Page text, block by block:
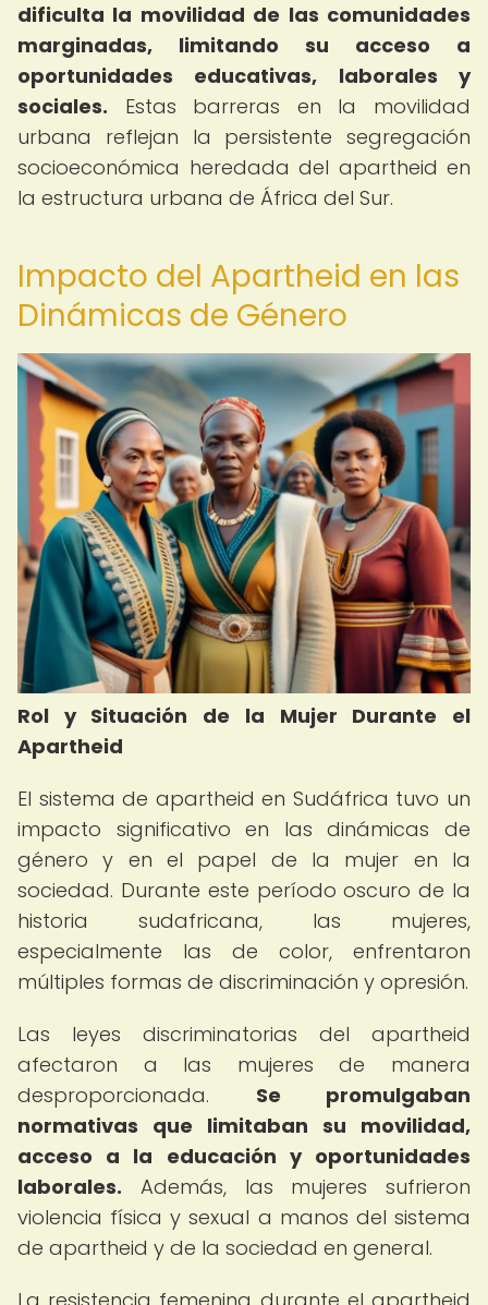
dificulta la movilidad de las comunidades
marginadas, limitando su acceso a
oportunidades educativas, laborales y
sociales. Estas barreras en la movilidad
urbana reflejan la persistente segregación
socioeconómica heredada del apartheid en
la estructura urbana de África del Sur.
Impacto del Apartheid en las
Dinámicas de Género
Rol y Situación de la Mujer Durante el
Apartheid
El sistema de apartheid en Sudáfrica tuvo un
impacto significativo en las dinámicas de
género y en el papel de la mujer en la
sociedad. Durante este período oscuro de la
historia sudafricana, las mujeres,
especialmente las de color, enfrentaron
múltiples formas de discriminación y opresión.
Las leyes discriminatorias del apartheid
afectaron a las mujeres de manera
desproporcionada. Se promulgaban
normativas que limitaban su movilidad,
acceso a la educación y oportunidades
laborales. Además, las mujeres sufrieron
violencia física y sexual a manos del sistema
de apartheid y de la sociedad en general.